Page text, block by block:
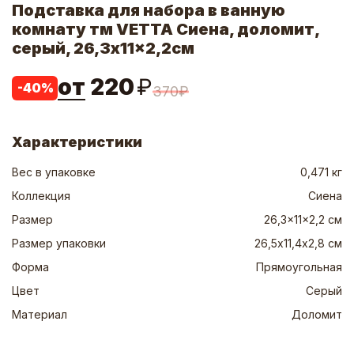
Подставка для набора в ванную
комнату тм VETTA Сиена, доломит,
серый, 26,3x11x2,2см
-40% от 220₽370₽
Характеристики
Вес в упаковке
0,471 кг
Коллекция
Сиена
Размер
26,3x11x2,2 см
Размер упаковки
26,5х11,4х2,8 см
Форма
Прямоугольная
Цвет
Серый
Материал
Доломит